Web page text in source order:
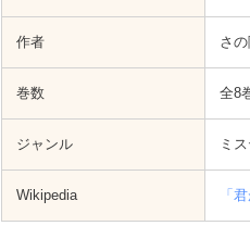
作者 さ
巻数 全8
ジャンル ミ
Wikipedia 「